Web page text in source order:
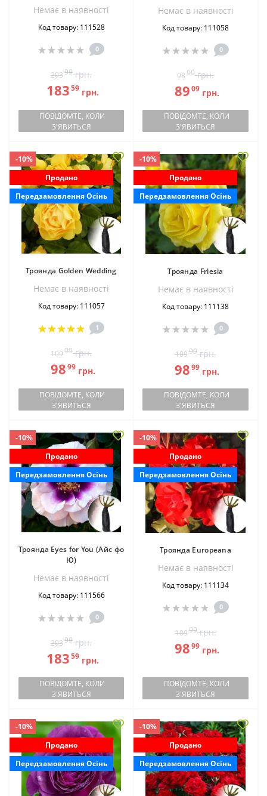
Немає в наявностi
Код товару: 111528
0
20399грн.
18359 грн.
ПОВІДОМТЕ, КОЛИ
З'ЯВИТЬСЯ
Немає в наявностi
Код товару: 111058
0
9899грн.
8909 грн.
ПОВІДОМТЕ, КОЛИ
З'ЯВИТЬСЯ
-10%
Продано
Передзамовлення Осінь
Троянда Golden Wedding
Немає в наявностi
Код товару: 111057
1
10999грн.
9899грн.
ПОВІДОМТЕ, КОЛИ
З'ЯВИТЬСЯ
-10%
Продано
Передзамовлення Осінь
Троянда Friesia
Немає в наявностi
Код товару: 111138
0
10999грн.
9899 грн.
ПОВІДОМТЕ, КОЛИ
З'ЯВИТЬСЯ
-10%
Продано
Передзамовлення Осінь
Троянда Eyes for You (Айс фо
Ю)
Немає в наявностi
Код товару: 111566
0
20399грн.
18359 грн.
ПОВІДОМТЕ, КОЛИ
З'ЯВИТЬСЯ
-10%
Продано
Передзамовлення Осінь
Троянда Europeana
Немає в наявностi
Код товару: 111134
0
10999грн.
9899 грн.
ПОВІДОМТЕ, КОЛИ
З'ЯВИТЬСЯ
-10%
Продано
Передзамовлення Осінь
-10%
Продано
Передзамовлення Осінь